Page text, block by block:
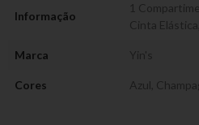
Informação
1
Cinta Elástica
Marca Yin's
Cores Azul